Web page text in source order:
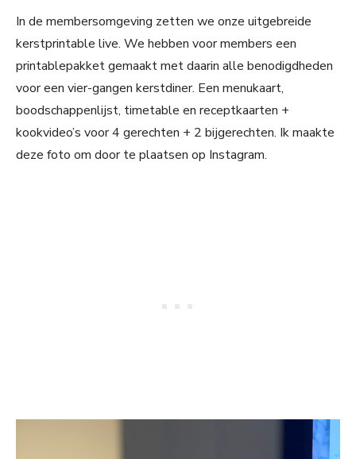
In de membersomgeving zetten we onze uitgebreide
kerstprintable live. We hebben voor members een
printablepakket gemaakt met daarin alle benodigdheden
voor een vier-gangen kerstdiner. Een menukaart,
boodschappenlijst, timetable en receptkaarten +
kookvideo’s voor 4 gerechten + 2 bijgerechten. Ik maakte
deze foto om door te plaatsen op Instagram.